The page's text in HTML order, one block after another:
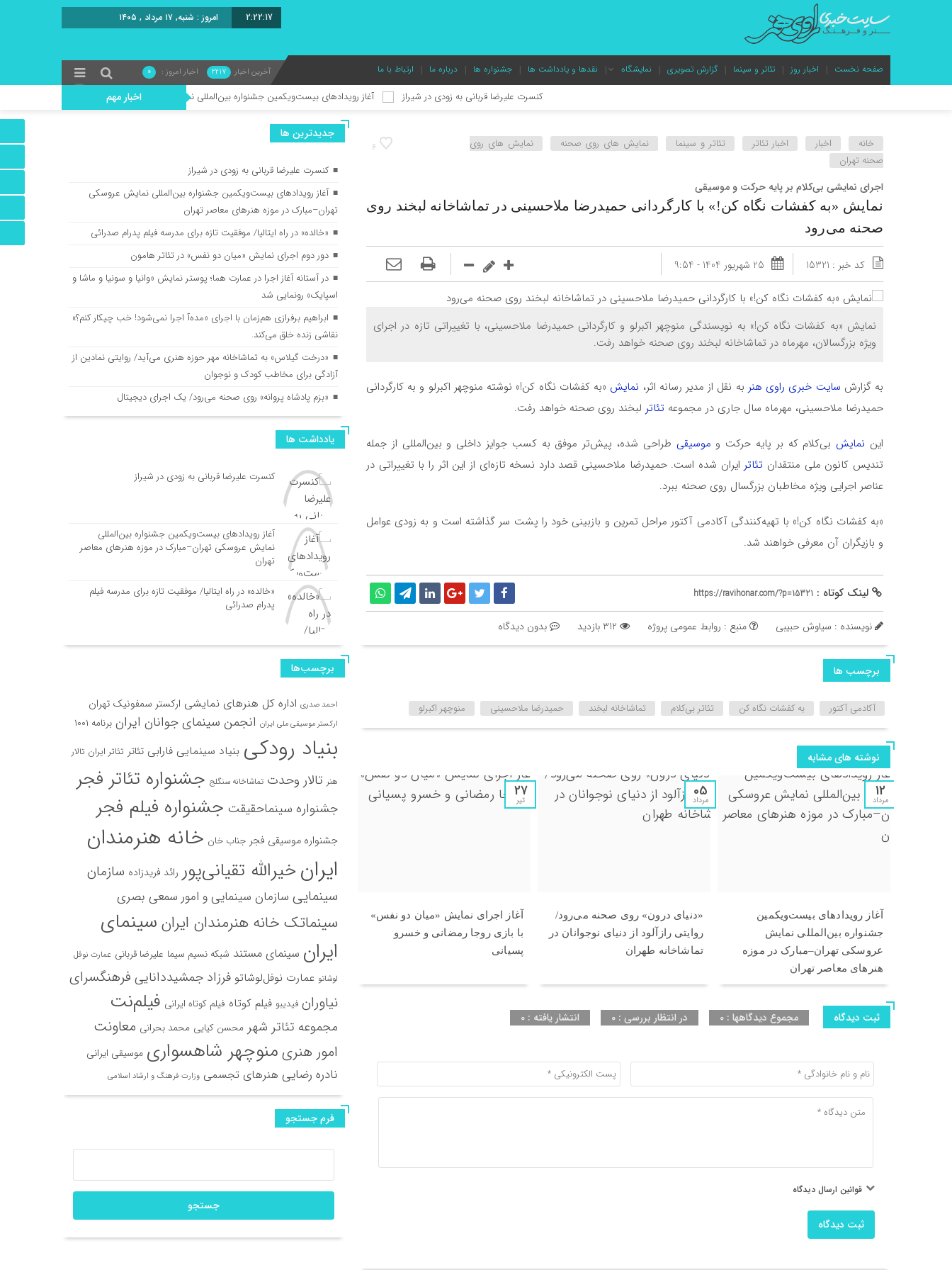
2:22:18 امروز : شنبه, ۱۷ مرداد , ۱۴۰۵
صفحه نخست اخبار روز تئاتر و سینما گزارش تصویری نمایشگاه نقدها و یادداشت ها جشنواره ها درباره ما ارتباط با ما آخرین اخبار 2217 اخبار امروز : 0
اخبار مهم کنسرت علیرضا قربانی به زودی در شیراز آغاز رویدادهای بیست‌ویکمین جشنواره بین‌المللی نمایش عروسکی تهران–مبارک در موزه هنرهای معاصر تهران
6 خانه اخبار اخبار تئاتر تئاتر و سینما نمایش های روی صحنه
نمایش های روی
صحنه تهران
اجرای نمایشی بی‌کلام بر پایه حرکت و موسیقی
نمایش «به کفشات نگاه کن!» با کارگردانی حمیدرضا ملاحسینی در تماشاخانه لبخند روی
صحنه می‌رود
کد خبر : 15321 25 شهریور 1404 - 9:54
نمایش «به کفشات نگاه کن!» به نویسندگی منوچهر اکبرلو و کارگردانی حمیدرضا ملاحسینی، با تغییراتی تازه در اجرای
ویژه بزرگسالان، مهرماه در تماشاخانه لبخند روی صحنه خواهد رفت.
به گزارش سایت خبری راوی هنر به نقل از مدیر رسانه اثر، نمایش «به کفشات نگاه کن!» نوشته منوچهر اکبرلو و به کارگردانی
حمیدرضا ملاحسینی، مهرماه سال جاری در مجموعه تئاتر لبخند روی صحنه خواهد رفت.
این نمایش بی‌کلام که بر پایه حرکت و موسیقی طراحی شده، پیش‌تر موفق به کسب جوایز داخلی و بین‌المللی از جمله
تندیس کانون ملی منتقدان تئاتر ایران شده است. حمیدرضا ملاحسینی قصد دارد نسخه تازه‌ای از این اثر را با تغییراتی در
عناصر اجرایی ویژه مخاطبان بزرگسال روی صحنه ببرد.
«به کفشات نگاه کن!» با تهیه‌کنندگی آکادمی آکتور مراحل تمرین و بازبینی خود را پشت سر گذاشته است و به زودی عوامل
و بازیگران آن معرفی خواهند شد.
لینک کوتاه : https://ravihonar.com/?p=15321
نویسنده : سیاوش حبیبی منبع : روابط عمومی پروژه بدون دیدگاه
برچسب ها
آکادمی آکتور به کفشات نگاه کن تئاتر بی‌کلام تماشاخانه لبخند حمیدرضا ملاحسینی منوچهر اکبرلو
نوشته های مشابه
12
مرداد
آغاز رویدادهای بیست‌ویکمین
جشنواره بین‌المللی نمایش
عروسکی تهران–مبارک در موزه
هنرهای معاصر تهران
05
مرداد
«دنیای درون» روی صحنه می‌رود/
روایتی رازآلود از دنیای نوجوانان در
تماشاخانه طهران
27
تیر
آغاز اجرای نمایش «میان دو نفس»
با بازی روجا رمضانی و خسرو
پسیانی
ثبت دیدگاه مجموع دیدگاهها : 0 در انتظار بررسی : 0 انتشار یافته : 0
قوانین ارسال دیدگاه
ثبت دیدگاه
جديدترين ها
کنسرت علیرضا قربانی به زودی در شیراز
آغاز رویدادهای بیست‌ویکمین جشنواره بین‌المللی نمایش عروسکی
تهران–مبارک در موزه هنرهای معاصر تهران
«خالده» در راه ایتالیا/ موفقیت تازه برای مدرسه فیلم پدرام صدرائی
دور دوم اجرای نمایش «میان دو نفس» در تئاتر هامون
در آستانه آغاز اجرا در عمارت هما؛ پوستر نمایش «وانیا و سونیا و ماشا و
اسپایک» رونمایی شد
ابراهیم برفرازی هم‌زمان با اجرای «مده‌آ اجرا نمی‌شود! خب چیکار کنم؟»
نقاشی زنده خلق می‌کند.
«درخت گیلاس» به تماشاخانه مهر حوزه هنری می‌آید/ روایتی نمادین از
آزادگی برای مخاطب کودک و نوجوان
«بزم پادشاه پروانه» روی صحنه می‌رود/ یک اجرای دیجیتال
یادداشت ها
کنسرت علیرضا قربانی به زودی در شیراز
آغاز رویدادهای بیست‌ویکمین جشنواره بین‌المللی
نمایش عروسکی تهران–مبارک در موزه هنرهای معاصر
تهران
«خالده» در راه ایتالیا/ موفقیت تازه برای مدرسه فیلم
پدرام صدرائی
برچسب‌ها
احمد صدری اداره کل هنرهای نمایشی ارکستر سمفونیک تهران
ارکستر موسیقی ملی ایران انجمن سینمای جوانان ایران برنامه ۱۰۰۱
بنیاد رودکی بنیاد سینمایی فارابی تئاتر تئاتر ایران تالار
هنر تالار وحدت تماشاخانه سنگلج جشنواره تئاتر فجر
جشنواره سینماحقیقت جشنواره فیلم فجر
جشنواره موسیقی فجر جناب خان خانه هنرمندان
ایرانخیرالله تقیانی‌پور رائد فریدزاده سازمان
سینمایی سازمان سینمایی و امور سمعی بصری
سینماتک خانه هنرمندان ایران سینمای
ایران سینمای مستند شبکه نسیم سیما علیرضا قربانی عمارت نوفل
لوشاتو عمارت نوفل‌لوشاتو فرزاد جمشیددانایی فرهنگسرای
نیاوران فیدیبو فیلم کوتاه فیلم کوتاه ایرانی فیلم‌نت
مجموعه تئاتر شهر محسن کیایی محمد بحرانی معاونت
امور هنریمنوچهر شاهسواری موسیقی ایرانی
نادره رضایی هنرهای تجسمی وزارت فرهنگ و ارشاد اسلامی
فرم جستجو